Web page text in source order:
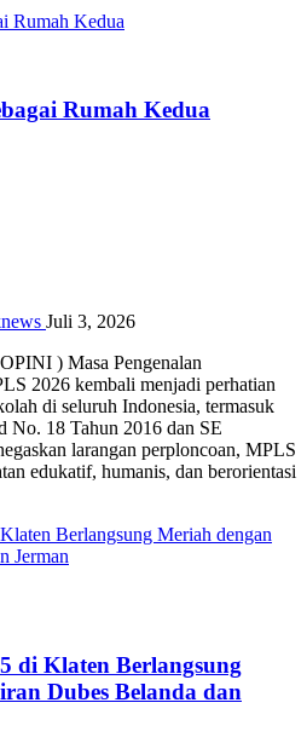
Rumah Kedua
Juli 3, 2026
) Masa Pengenalan
2026 kembali menjadi perhatian
di seluruh Indonesia, termasuk
No. 18 Tahun 2016 dan SE
larangan perploncoan, MPLS
edukatif, humanis, dan berorientasi
di Klaten Berlangsung
Dubes Belanda dan